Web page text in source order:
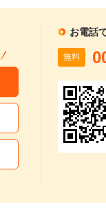
お電話
無料